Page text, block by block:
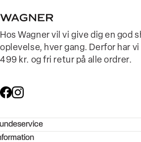
Hos Wagner vil vi give dig en god
oplevelse, hver gang. Derfor har
499 kr. og fri retur på alle ordrer.
- Hjælpecenter